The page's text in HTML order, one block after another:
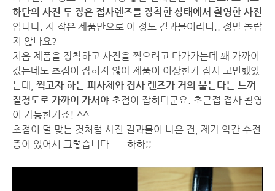
하단의 사진 두 장은 접사렌즈를 장착한 상태에서 촬영한 사진
입니다. 저 작은 제품만으로 이 정도 결과물이라니.. 정말 놀랍
지 않나요?
처음 제품을 장착하고 사진을 찍으려고 다가가는데 꽤 가까이
갔는데도 초점이 잡히지 않아 제품이 이상한가 잠시 고민했었
는데, 찍고자 하는 피사체와 접사 렌즈가 거의 붙는다는 느껴
질정도로 가까이 가서야 초점이 잡히더군요. 초근접 접사 촬영
이 가능한거죠! ^^
초점이 덜 맞는 것처럼 사진 결과물이 나온 건, 제가 약간 수전
증이 있어서 그렇습니다 -_- 하하;;